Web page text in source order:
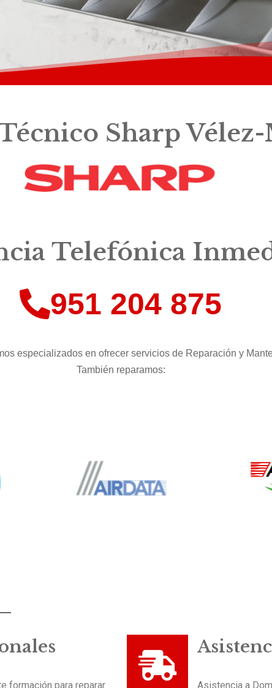
Sharp Vélez-
Telefónica
951 204 875
especializados en ofrecer servicios de Reparación y
También reparamos:
formación para reparar
Asistencia a